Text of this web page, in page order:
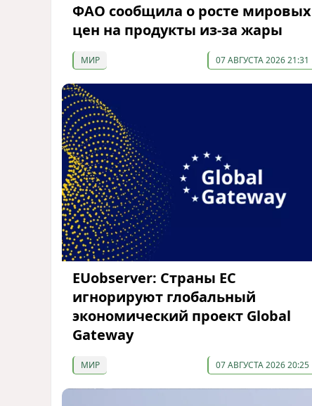
ФАО сообщила о росте мировых
цен на продукты из-за жары
МИР 07 АВГУСТА 2026 21:31
EUobserver: Страны ЕС
игнорируют глобальный
экономический проект Global
Gateway
МИР 07 АВГУСТА 2026 20:25